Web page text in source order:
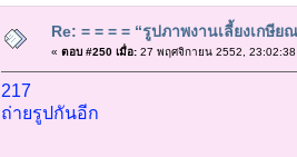
Re: = = = = “รูปภาพงานเลี้ยงเกษี
« ตอบ #250 เมื่อ:27 พฤศจิกายน 2552, 23:02:38
217
ถ่ายรูปกันอีก